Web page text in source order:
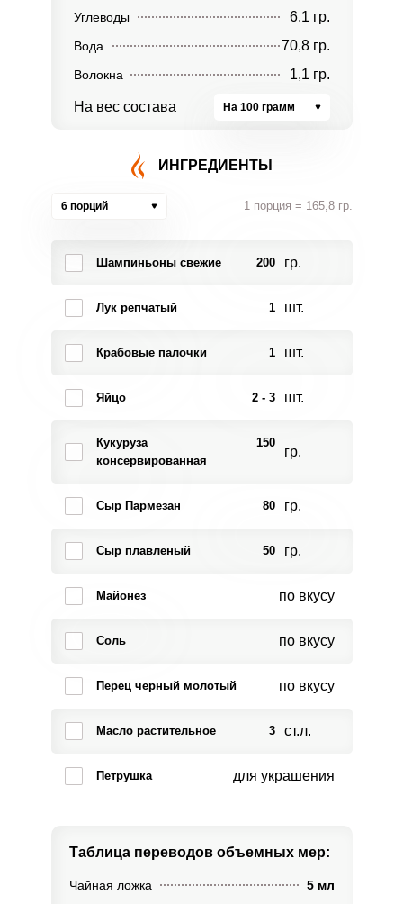
Углеводы 6,1 гр.
Вода 70,8 гр.
Волокна 1,1 гр.
На вес состава На 100 грамм
ИНГРЕДИЕНТЫ
6 порций 1 порция = 165,8 гр.
Шампиньоны свежие 200 гр.
Лук репчатый 1 шт.
Крабовые палочки 1 шт.
Яйцо 2 - 3 шт.
Кукуруза
консервированная
150
гр.
Сыр Пармезан 80 гр.
Сыр плавленый 50 гр.
Майонез по вкусу
Соль по вкусу
Перец черный молотый по вкусу
Масло растительное 3 ст.л.
Петрушка для украшения
Таблица переводов объемных мер:
Чайная ложка
5 мл